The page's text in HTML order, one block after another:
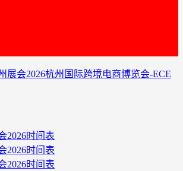
展会2026杭州国际跨境电商博览会-ECE
2026时间表
2026时间表
2026时间表